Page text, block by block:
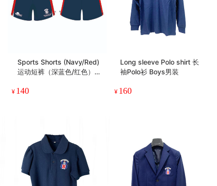
Sports Shorts (Navy/Red)
运动短裤（深蓝色/红色）Bo
¥ 140
Long sleeve Polo shirt 长
袖Polo衫 Boys男装
¥ 160